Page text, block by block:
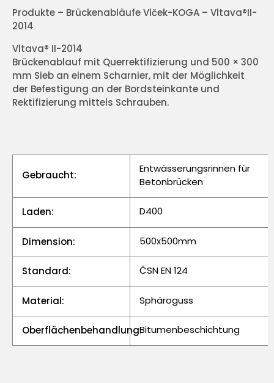
Produkte – Brückenabläufe Vlček-KOGA – Vltava®II-
2014
Vltava® II-2014
Brückenablauf mit Querrektifizierung und 500 × 300
mm Sieb an einem Scharnier, mit der Möglichkeit
der Befestigung an der Bordsteinkante und
Rektifizierung mittels Schrauben.
Gebraucht:
Entwässerungsrinnen für
Betonbrücken
Laden: D400
Dimension: 500x500mm
Standard: ČSN EN 124
Material: Sphäroguss
Oberflächenbehandlung:Bitumenbeschichtung